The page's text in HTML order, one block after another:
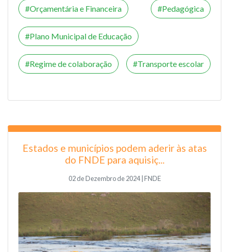
Orçamentária e Financeira Pedagógica
Plano Municipal de Educação
Regime de colaboração Transporte escolar
Estados e municípios podem aderir às atas
do FNDE para aquisiç...
02 de Dezembro de 2024 | FNDE